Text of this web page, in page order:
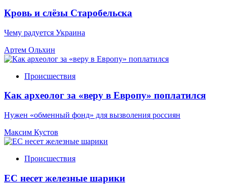
Кровь и слёзы Старобельска
Чему радуется Украина
Артем Ольхин
Происшествия
Как археолог за «веру в Европу» поплатился
Нужен «обменный фонд» для вызволения россиян
Максим Кустов
Происшествия
ЕС несет железные шарики